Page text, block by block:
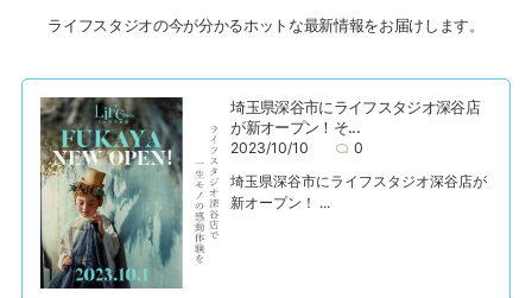
ライフスタジオの今が分かるホットな最新情報をお届けします。
埼玉県深谷市にライフスタジオ深谷店
が新オープン！そ...
2023/10/10
0
埼玉県深谷市にライフスタジオ深谷店が
新オープン！ ...